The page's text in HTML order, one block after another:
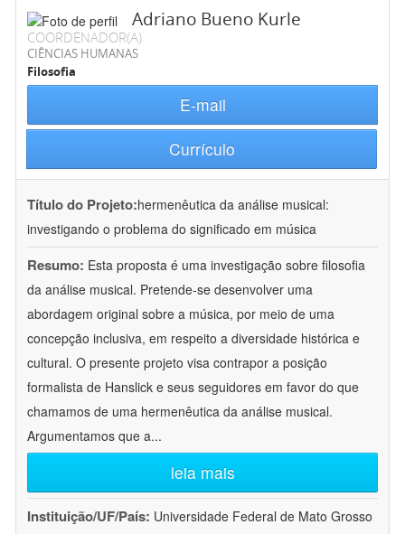
Adriano Bueno Kurle
COORDENADOR(A)
CIÊNCIAS HUMANAS
Filosofia
E-mail
Currículo
Título do Projeto:hermenêutica da análise musical:
investigando o problema do significado em música
Resumo: Esta proposta é uma investigação sobre filosofia
da análise musical. Pretende-se desenvolver uma
abordagem original sobre a música, por meio de uma
concepção inclusiva, em respeito a diversidade histórica e
cultural. O presente projeto visa contrapor a posição
formalista de Hanslick e seus seguidores em favor do que
chamamos de uma hermenêutica da análise musical.
Argumentamos que a...
leia mais
Instituição/UF/País: Universidade Federal de Mato Grosso